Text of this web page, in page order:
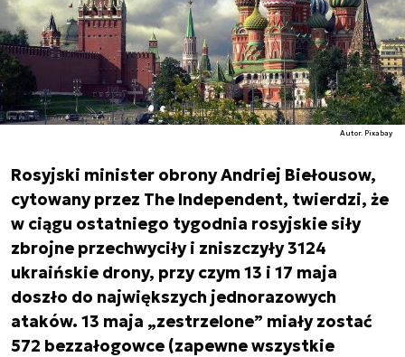
Autor. Pixabay
Rosyjski minister obrony Andriej Biełousow,
cytowany przez The Independent, twierdzi, że
w ciągu ostatniego tygodnia rosyjskie siły
zbrojne przechwyciły i zniszczyły 3124
ukraińskie drony, przy czym 13 i 17 maja
doszło do największych jednorazowych
ataków. 13 maja „zestrzelone” miały zostać
572 bezzałogowce (zapewne wszystkie